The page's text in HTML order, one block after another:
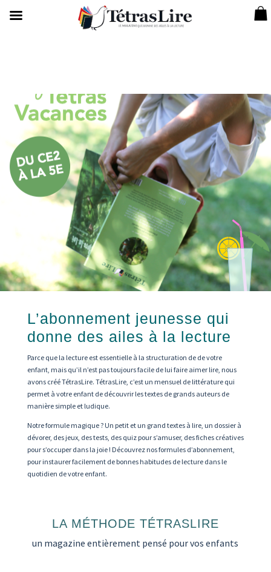
L’abonnement jeunesse qui
donne des ailes à la lecture
Parce que la lecture est essentielle à la structuration de de votre
enfant, mais qu’il n’est pas toujours facile de lui faire aimer lire, nous
avons créé TétrasLire. TétrasLire, c’est un mensuel de littérature qui
permet à votre enfant de découvrir les textes de grands auteurs de
manière simple et ludique.
Notre formule magique ? Un petit et un grand textes à lire, un dossier à
dévorer, des jeux, des tests, des quiz pour s’amuser, des fiches créatives
pour s’occuper dans la joie ! Découvrez nos formules d’abonnement,
pour instaurer facilement de bonnes habitudes de lecture dans le
quotidien de votre enfant.
LA MÉTHODE TÉTRASLIRE
un magazine entièrement pensé pour vos enfants